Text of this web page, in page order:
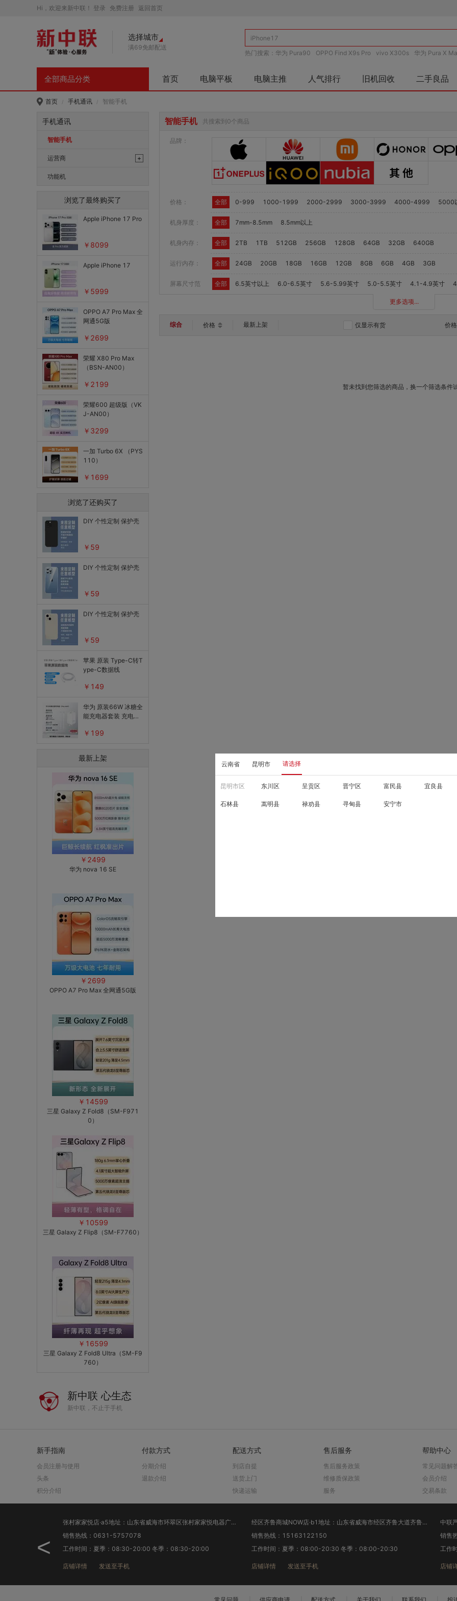
Hi，欢迎来新中联！ 登录 免费注册 返回首页
选择城市
云南省 昆明市 请选择
昆明市区 东川区 呈贡区 晋宁区 富民县 宜良县
石林县 嵩明县 禄劝县 寻甸县 安宁市
满69免邮配送
热门搜索： 华为 Pura90 OPPO Find X9s Pro vivo X300s 华为 Pura X
全部商品分类 首页 电脑平板 电脑主推 人气排行 旧机回收 二手良品
首页 / 手机通讯 / 智能手机
手机通讯
智能手机
运营商 +
中国电信
中国移动（威海）
中国联通
中国联通(威海)
功能机
浏览了最终购买了
Apple iPhone 17 Pro
￥8099
Apple iPhone 17
￥5999
OPPO A7 Pro Max 全
网通5G版
￥2699
荣耀 X80 Pro Max
（BSN-AN00）
￥2199
荣耀600 超级版（VK
J-AN00）
￥3299
一加 Turbo 6X （PYS
110）
￥1699
浏览了还购买了
DIY 个性定制 保护壳
￥59
DIY 个性定制 保护壳
￥59
DIY 个性定制 保护壳
￥59
苹果 原装 Type-C转T
ype-C数据线
￥149
华为 原装66W 冰糖全
能充电器套装 充电头
￥199
最新上架
￥2499
华为 nova 16 SE
￥2699
OPPO A7 Pro Max 全网通5G版
￥14599
三星 Galaxy Z Fold8（SM-F971
0）
￥10599
三星 Galaxy Z Flip8（SM-F7760）
￥16599
三星 Galaxy Z Fold8 Ultra（SM-F9
760）
智能手机 共搜索到0个商品
品牌：
价格： 全部 0-999 1000-1999 2000-2999 3000-3999 4000-4999 5000
机身厚度： 全部 7mm-8.5mm 8.5mm以上
机身内存： 全部 2TB 1TB 512GB 256GB 128GB 64GB 32GB 640GB
运行内存： 全部 24GB 20GB 18GB 16GB 12GB 8GB 6GB 4GB 3GB
屏幕尺寸范 全部 6.5英寸以上 6.0-6.5英寸 5.6-5.99英寸 5.0-5.5英寸 4.1-4.9英寸
更多选项...
综合 价格 最新上架 仅显示有货 价
暂未找到您筛选的商品，换一个筛选条件
新中联 心生态
新中联，不止于手机
新手指南
会员注册与使用
头条
积分介绍
付款方式
分期介绍
退款介绍
配送方式
到店自提
送货上门
快递运输
售后服务
售后服务政策
维修质保政策
服务
帮助中心
常见问题解
会员介绍
交易条款
<
张村家家悦店·a5地址：山东省威海市环翠区张村家家悦电器广场1楼新中联
销售热线：0631-5757078
工作时间：夏季：08:30-20:00 冬季：08:30-20:00
店铺详情 发送至手机
经区齐鲁商城NOW店·b1地址：山东省威海市经区齐鲁大道齐鲁商城一楼家电区新中联
销售热线：15163122150
工作时间：夏季：08:00-20:30 冬季：08:00-20:30
店铺详情 发送至手机
中联
销售
工作
店铺